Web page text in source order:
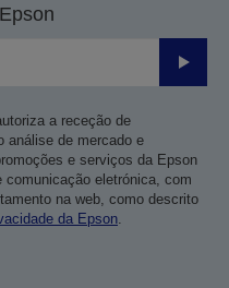
Enviar
a receção de
análise de mercado e
e serviços da Epson
eletrónica, com
na web, como descrito
da Epson